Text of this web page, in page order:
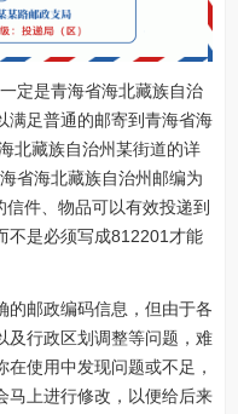
定是青海省海北藏族自治
满足普通的邮寄到青海省海
北藏族自治州某街道的详
省海北藏族自治州邮编为
件、物品可以有效投递到
不是必须写成812201才能
的邮政编码信息，但由于各
及行政区划调整等问题，难
使用中发现问题或不足，
马上进行修改，以便给后来